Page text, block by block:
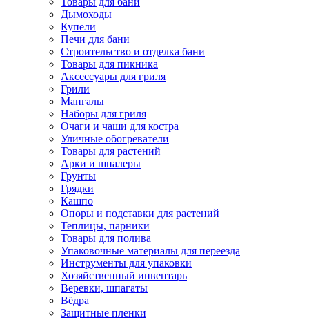
Дымоходы
Купели
Печи для бани
Строительство и отделка бани
Товары для пикника
Аксессуары для гриля
Грили
Мангалы
Наборы для гриля
Очаги и чаши для костра
Уличные обогреватели
Товары для растений
Арки и шпалеры
Грунты
Грядки
Кашпо
Опоры и подставки для растений
Теплицы, парники
Товары для полива
Упаковочные материалы для переезда
Инструменты для упаковки
Хозяйственный инвентарь
Веревки, шпагаты
Вёдра
Защитные пленки